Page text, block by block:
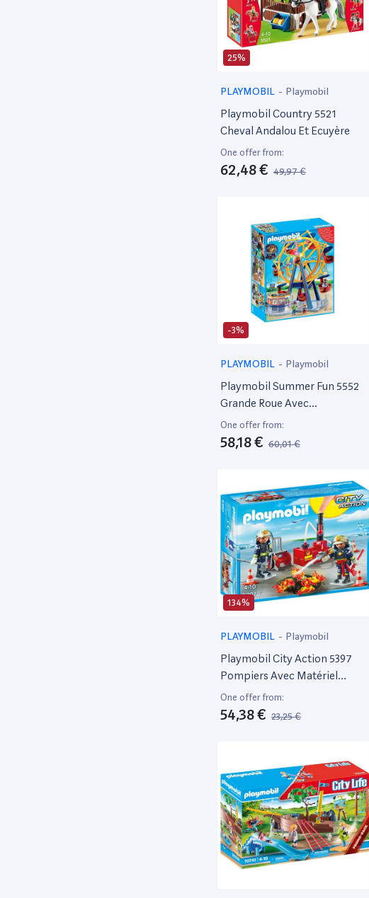
25%
PLAYMOBIL - Playmobil
Playmobil Country 5521
Cheval Andalou Et Ecuyère
One offer from:
62,48 € 49,97 €
-3%
PLAYMOBIL - Playmobil
Playmobil Summer Fun 5552
Grande Roue Avec
Illuminations
One offer from:
58,18 € 60,01 €
134%
PLAYMOBIL - Playmobil
Playmobil City Action 5397
Pompiers Avec Matériel
D'Incendie
One offer from:
54,38 € 23,25 €